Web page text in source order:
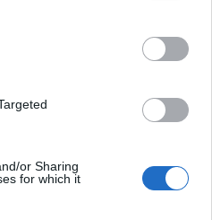
or Sharing
for which it
közel
Péter Trió az
Pieces